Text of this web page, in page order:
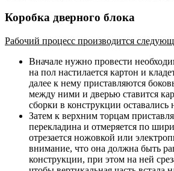
Коробка дверного блока
Рабочий процесс производится
Вначале нужно провести
на пол настилается картон и
далее к нему приставляются
между ними и дверью ставится
сборки в конструкции оставались
Затем к верхним торцам
перекладина и отмеряется по
отрезается ножовкой или
внимание, что она должна быть
конструкции, при этом на ней